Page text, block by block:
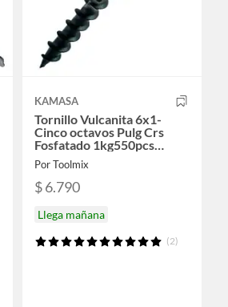
KAMASA
Tornillo Vulcanita 6x1-
Cinco octavos Pulg Crs
Fosfatado 1kg550pcs
Kamasa.
Por Toolmix
$ 6.790
Llega mañana
(2)